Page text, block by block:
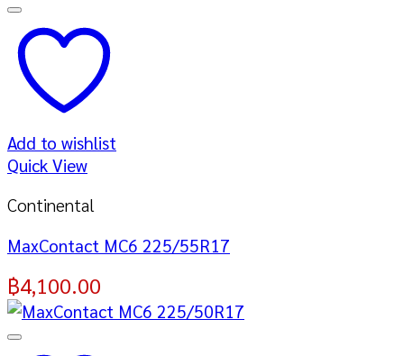
Add to wishlist
Quick View
Continental
MaxContact MC6 225/55R17
฿4,100.00